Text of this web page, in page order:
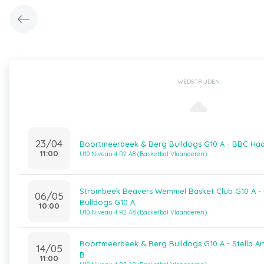
WEDSTRIJDEN
23/04
11:00
Boortmeerbeek & Berg Bulldogs G10 A - BBC
U10 Niveau 4 R2 A8 (Basketbal Vlaanderen)
06/05
10:00
Strombeek Beavers Wemmel Basket Club G10 A
Bulldogs G10 A
U10 Niveau 4 R2 A8 (Basketbal Vlaanderen)
14/05
11:00
Boortmeerbeek & Berg Bulldogs G10 A - Stella
B